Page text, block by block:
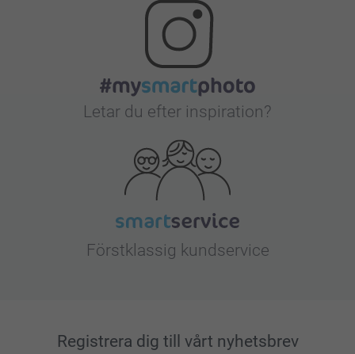
Letar du efter inspiration?
Förstklassig kundservice
Registrera dig till vårt nyhetsbrev